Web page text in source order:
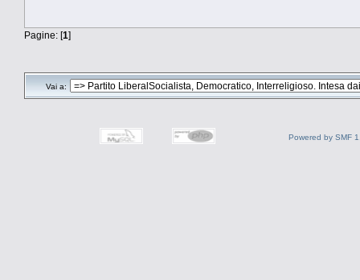
Pagine: [1]
Vai a:
Powered by SMF